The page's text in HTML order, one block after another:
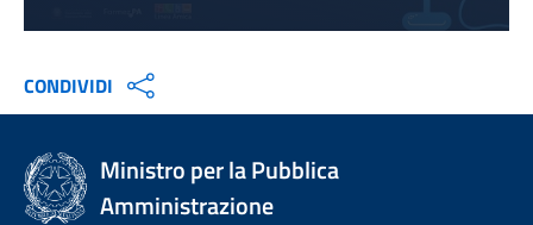
CONDIVIDI
Ministro per la Pubblica
Amministrazione